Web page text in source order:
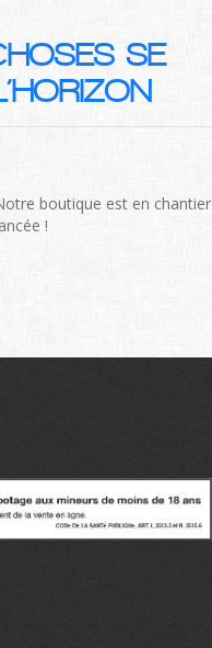
SE
boutique est en chantier
!